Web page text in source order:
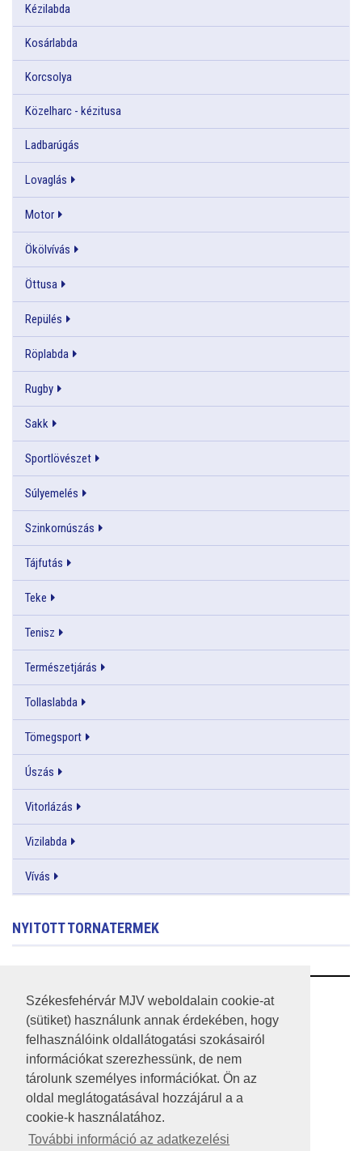
Székesfehérvár MJV weboldalain cookie-at
(sütiket) használunk annak érdekében, hogy
felhasználóink oldallátogatási szokásairól
információkat szerezhessünk, de nem
tárolunk személyes információkat. Ön az
oldal meglátogatásával hozzájárul a a
cookie-k használatához.
További információ az adatkezelési
Kézilabda
Kosárlabda
Korcsolya
Közelharc - kézitusa
Ladbarúgás
Lovaglás
Motor
Ökölvívás
Öttusa
Repülés
Röplabda
Rugby
Sakk
Sportlövészet
Súlyemelés
Szinkornúszás
Tájfutás
Teke
Tenisz
Természetjárás
Tollaslabda
Tömegsport
Úszás
Vitorlázás
Vizilabda
Vívás
NYITOTT TORNATERMEK
RSS
A HONLAP 2017.03.31-I ÁLLAPOTA
JOGI NYILATKOZAT
IMPRESSZUM